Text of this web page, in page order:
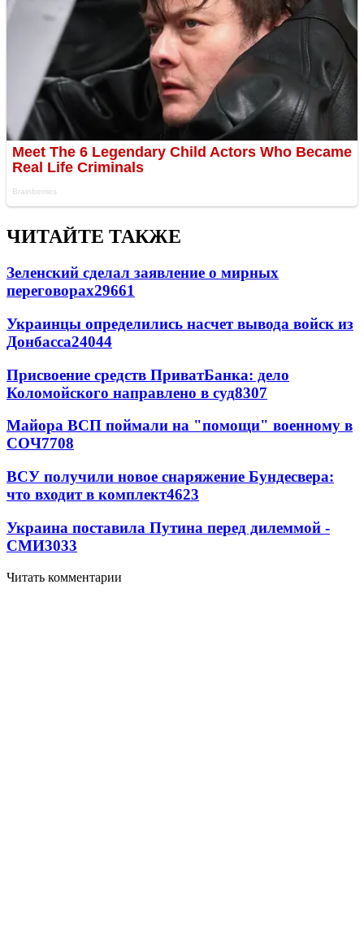
ЧИТАЙТЕ ТАКЖЕ
Зеленский сделал заявление о мирных
переговорах29661
Украинцы определились насчет вывода войск из
Донбасса24044
Присвоение средств ПриватБанка: дело
Коломойского направлено в суд8307
Майора ВСП поймали на "помощи" военному в
СОЧ7708
ВСУ получили новое снаряжение Бундесвера:
что входит в комплект4623
Украина поставила Путина перед дилеммой -
СМИ3033
Читать комментарии